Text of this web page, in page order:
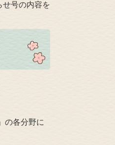
せ号の内容を
の各分野に